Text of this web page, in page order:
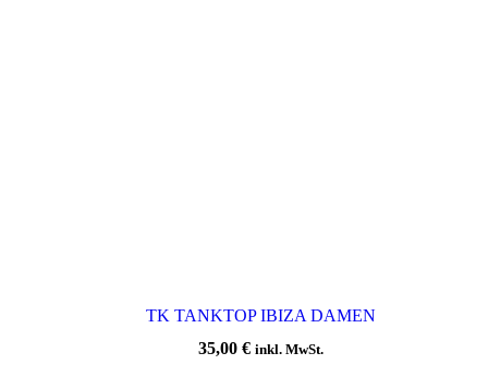
TK TANKTOP IBIZA DAMEN
35,00 € inkl. MwSt.